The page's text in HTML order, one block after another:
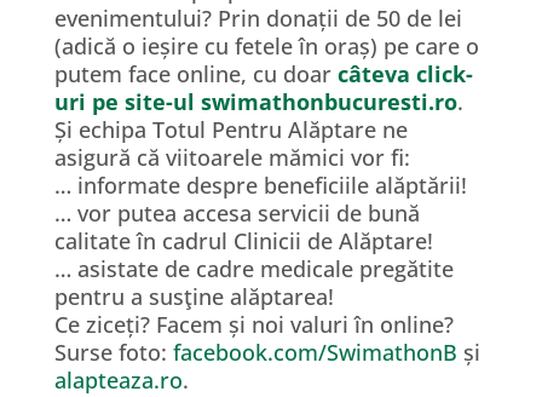
evenimentului? Prin donații de 50 de lei
(adică o ieșire cu fetele în oraș) pe care o
putem face online, cu doar câteva click-
uri pe site-ul swimathonbucuresti.ro.
Și echipa Totul Pentru Alăptare ne
asigură că viitoarele mămici vor fi:
… informate despre beneficiile alăptării!
… vor putea accesa servicii de bună
calitate în cadrul Clinicii de Alăptare!
… asistate de cadre medicale pregătite
pentru a susţine alăptarea!
Ce ziceți? Facem și noi valuri în online?
Surse foto: facebook.com/SwimathonB și
alapteaza.ro.